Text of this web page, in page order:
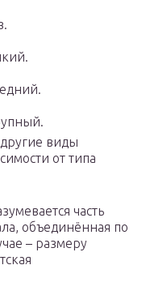
виды
от типа
часть
объединённая по
– размеру